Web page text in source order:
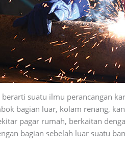
berarti suatu ilmu perancangan
bagian luar, kolam renang,
pagar rumah, berkaitan
bagian sebelah luar suatu